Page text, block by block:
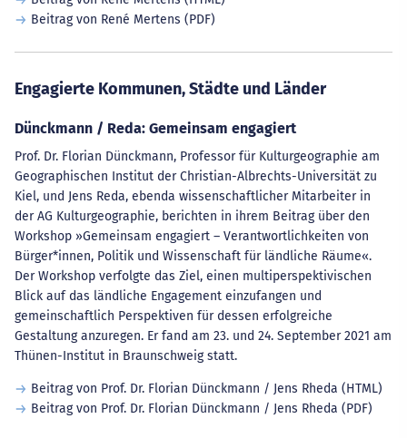
Beitrag von René Mertens (PDF)
Engagierte Kommunen, Städte und Länder
Dünckmann / Reda: Gemeinsam engagiert
Prof. Dr. Florian Dünckmann, Professor für Kulturgeographie am
Geographischen Institut der Christian-Albrechts-Universität zu
Kiel, und Jens Reda, ebenda wissenschaftlicher Mitarbeiter in
der AG Kulturgeographie, berichten in ihrem Beitrag über den
Workshop »Gemeinsam engagiert – Verantwortlichkeiten von
Bürger*innen, Politik und Wissenschaft für ländliche Räume«.
Der Workshop verfolgte das Ziel, einen multiperspektivischen
Blick auf das ländliche Engagement einzufangen und
gemeinschaftlich Perspektiven für dessen erfolgreiche
Gestaltung anzuregen. Er fand am 23. und 24. September 2021 am
Thünen-Institut in Braunschweig statt.
Beitrag von Prof. Dr. Florian Dünckmann / Jens Rheda (HTML)
Beitrag von Prof. Dr. Florian Dünckmann / Jens Rheda (PDF)